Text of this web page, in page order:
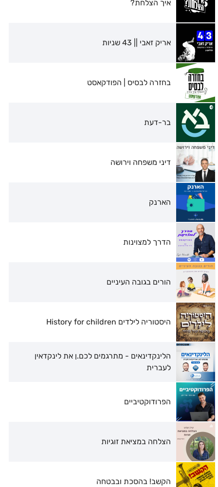
איך הצלחת?
אריק זאבי || 43 שניות
בחזרה לבסיס | הפודקאסט
בר-דעת
דיני משפחה וירושה
הארנק
הדרך למצוינות
הורים בגובה העיניים
היסטוריה לילדים History for children
הלינקדינאים - מתרגמים לכם.ן את לינקדאין
לעברית
הפרודוקטיביים
הצלחה במציאת זוגיות
הקשב! בהסכת ובבטחה